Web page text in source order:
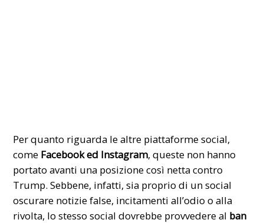
Per quanto riguarda le altre piattaforme social,
come Facebook ed Instagram, queste non hanno
portato avanti una posizione così netta contro
Trump. Sebbene, infatti, sia proprio di un social
oscurare notizie false, incitamenti all’odio o alla
rivolta, lo stesso social dovrebbe provvedere al ban